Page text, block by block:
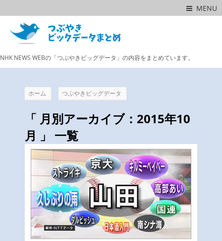
MENU
NHK NEWS WEBの「つぶやきビッグデータ」の内容をまとめています。
ホーム つぶやきビッグデータ
「 月別アーカイブ：2015年10
月 」 一覧